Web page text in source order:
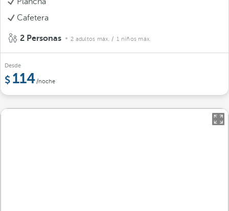
Cafetera
2 Personas 2 adultos máx. / 1 niños máx.
Desde
114/noche